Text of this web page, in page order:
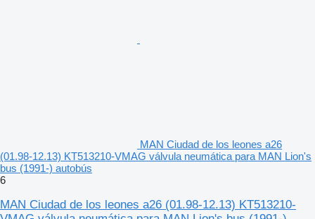
MAN Ciudad de los leones a26
(01.98-12.13) KT513210-VMAG válvula neumática para MAN Lion's
bus (1991-) autobús
6
MAN Ciudad de los leones a26 (01.98-12.13) KT513210-